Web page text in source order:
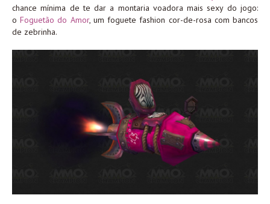
chance mínima de te dar a montaria voadora mais sexy do jogo:
oFoguetão do Amor, um foguete fashion cor-de-rosa com bancos
de zebrinha.